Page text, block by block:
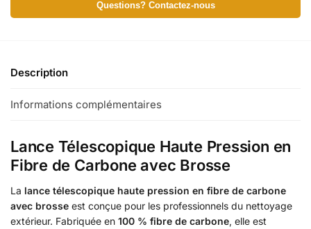
Questions? Contactez-nous
Description
Informations complémentaires
Lance Télescopique Haute Pression en
Fibre de Carbone avec Brosse
La lance télescopique haute pression en fibre de carbone
avec brosse est conçue pour les professionnels du nettoyage
extérieur. Fabriquée en 100 % fibre de carbone, elle est